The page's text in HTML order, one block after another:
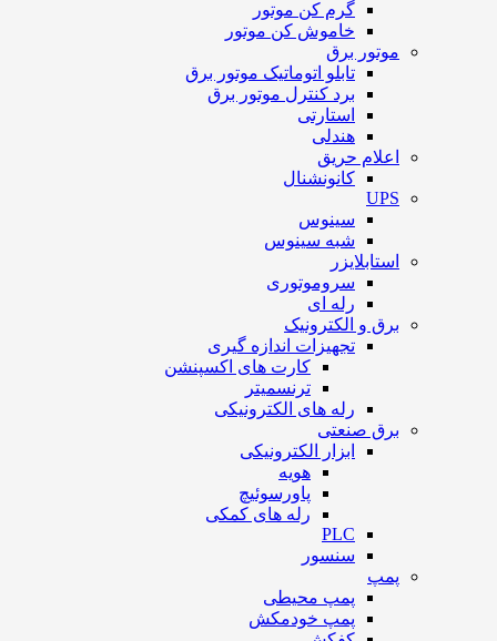
گرم کن موتور
خاموش کن موتور
موتور برق
تابلو اتوماتیک موتور برق
برد کنترل موتور برق
استارتی
هندلی
اعلام حریق
کانونشنال
UPS
سینوس
شبه سینوس
استابلایزر
سروموتوری
رله ای
برق و الکترونیک
تجهیزات اندازه گیری
کارت های اکسپنشن
ترنسمیتر
رله های الکترونیکی
برق صنعتی
ابزار الکترونیکی
هویه
پاورسوئیچ
رله های کمکی
PLC
سنسور
پمپ
پمپ محیطی
پمپ خودمکش